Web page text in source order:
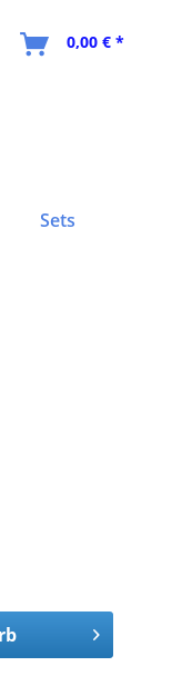
0,00 € *
Sets